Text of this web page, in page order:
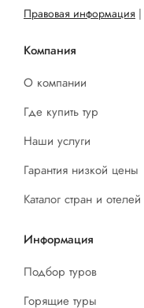
Правовая информация |
Компания
О компании
Где купить тур
Наши услуги
Гарантия низкой цены
Каталог стран и отелей
Информация
Подбор туров
Горящие туры